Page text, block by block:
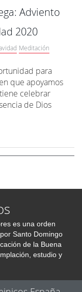
Adviento
2020
Meditación
para
que apoyamos
celebrar
de Dios
es una orden
Santo Domingo
de la Buena
estudio y